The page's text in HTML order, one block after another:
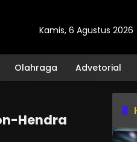
Kamis, 6 Agustus 2026
Olahraga Advetorial
Hendra